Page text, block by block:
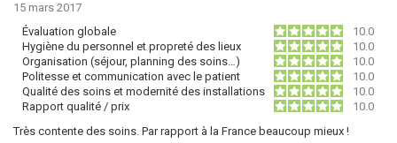
15 mars 2017
Évaluation globale
10.0
Hygiène du personnel et propreté des lieux
10.0
Organisation (séjour, planning des soins…)
10.0
Politesse et communication avec le patient
10.0
Qualité des soins et modernité des installations
10.0
Rapport qualité / prix
10.0
Très contente des soins. Par rapport à la France beaucoup mieux !